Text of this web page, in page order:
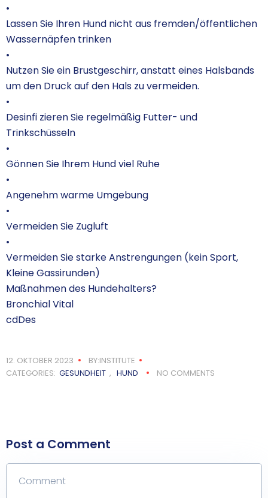
•
Lassen Sie Ihren Hund nicht aus fremden/öffentlichen
Wassernäpfen trinken
•
Nutzen Sie ein Brustgeschirr, anstatt eines Halsbands
um den Druck auf den Hals zu vermeiden.
•
Desinfi zieren Sie regelmäßig Futter- und
Trinkschüsseln
•
Gönnen Sie Ihrem Hund viel Ruhe
•
Angenehm warme Umgebung
•
Vermeiden Sie Zugluft
•
Vermeiden Sie starke Anstrengungen (kein Sport,
Kleine Gassirunden)
Maßnahmen des Hundehalters?
Bronchial Vital
cdDes
12. OKTOBER 2023
BY:INSTITUTE
CATEGORIES: GESUNDHEIT , HUND NO COMMENTS
Post a Comment